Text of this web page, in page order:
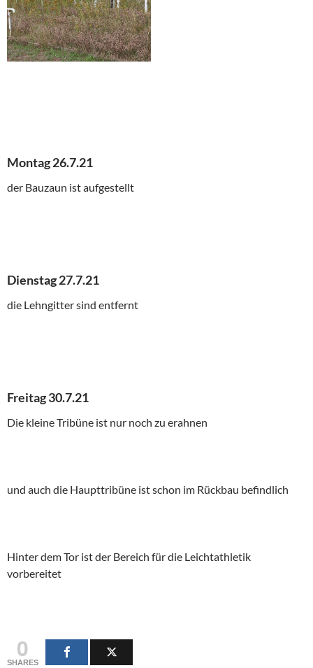
Montag 26.7.21
der Bauzaun ist aufgestellt
Dienstag 27.7.21
die Lehngitter sind entfernt
Freitag 30.7.21
Die kleine Tribüne ist nur noch zu erahnen
und auch die Haupttribüne ist schon im Rückbau befindlich
Hinter dem Tor ist der Bereich für die Leichtathletik
vorbereitet
0
SHARES